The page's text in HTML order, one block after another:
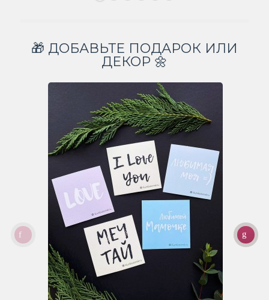
🎁 ДОБАВЬТЕ ПОДАРОК ИЛИ
ДЕКОР 🌼